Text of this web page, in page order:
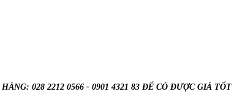
028 2212 0566 - 0901 4321 83 ĐỂ CÓ ĐƯỢC GIÁ TỐT